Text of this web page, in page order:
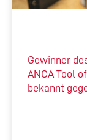
Gewinner
ANCA Tool
bekannt